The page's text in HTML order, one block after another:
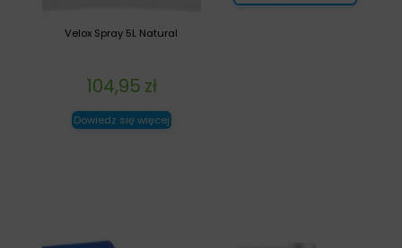
Velox Spray 5L Natural
104,95 zł
Dowiedz się więcej